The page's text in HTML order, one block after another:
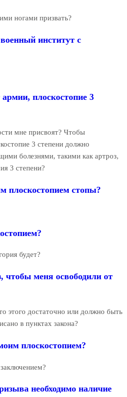
ногами призвать?
институт с
плоскостопие 3
мне присвоят? Чтобы
3 степени должно
болезнями, такими как артроз,
3 степени?
плоскостопием стопы?
будет?
чтобы меня освободили от
этого достаточно или должно быть
в пунктах закона?
плоскостопием?
необходимо наличие